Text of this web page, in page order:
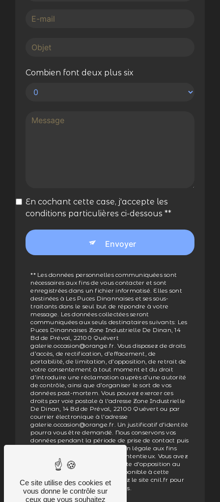
Combien font deux plus six
En cochant cette case, j'accepte les
conditions particulières ci-dessous **
Envoyer
** Les données personnelles communiquées sont
nécessaires aux fins de vous contacter et sont
enregistrées dans un fichier informatisé. Elles sont
destinées à Les Puces Dinannaises et ses sous-
traitants dans le seul but de répondre à votre
message. Les données collectées seront
communiquées aux seuls destinataires suivants: Les
Puces Dinannaises Zone Industrielle De Dinan, 14
Bd de Préval, 22100 Quévert
galerie.occasion@orange.fr. Vous disposez de droits
d’accès, de rectification, d’effacement, de
portabilité, de limitation, d’opposition, de retrait de
votre consentement à tout moment et du droit
d’introduire une réclamation auprès d’une autorité
de contrôle, ainsi que d’organiser le sort de vos
données post-mortem. Vous pouvez exercer ces
droits par voie postale à l'adresse Zone Industrielle
De Dinan, 14 Bd de Préval, 22100 Quévert ou par
courrier électronique à l'adresse
galerie.occasion@orange.fr. Un justificatif d'identité
pourra vous être demandé. Nous conservons vos
données pendant la période de prise de contact puis
pendant la durée de prescription légale aux fins
probatoires et de gestion des contentieux. Vous avez
le droit de vous inscrire sur la liste d'opposition au
démarchage téléphonique, disponible à cette
adresse:Bloctel.gouv.fr. Consultez le site cnil.fr pour
plus d’informations sur vos droits.
Ce site utilise des cookies et
vous donne le contrôle sur
ceux que vous souhaitez